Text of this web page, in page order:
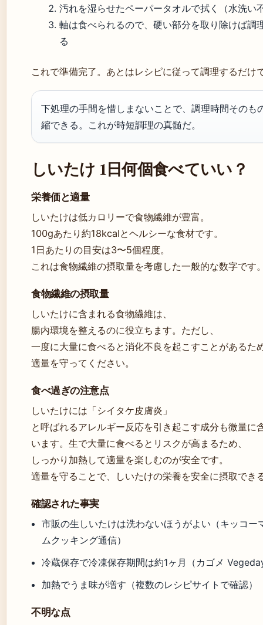
汚れを湿らせたペーパータオルで拭く（水洗い
軸は食べられるので、硬い部分を取り除けば調
る
これで準備完了。あとはレシピに従って調理するだけ
下処理の手間を惜しまないことで、調理時間そのも
縮できる。これが時短調理の真髄だ。
しいたけ 1日何個食べていい？
栄養価と適量
しいたけは低カロリーで食物繊維が豊富。
100gあたり約18kcalとヘルシーな食材です。
1日あたりの目安は3〜5個程度。
これは食物繊維の摂取量を考慮した一般的な数字です
食物繊維の摂取量
しいたけに含まれる食物繊維は、
腸内環境を整えるのに役立ちます。ただし、
一度に大量に食べると消化不良を起こすことがあるた
適量を守ってください。
食べ過ぎの注意点
しいたけには「シイタケ皮膚炎」
と呼ばれるアレルギー反応を引き起こす成分も微量に
います。生で大量に食べるとリスクが高まるため、
しっかり加熱して適量を楽しむのが安全です。
適量を守ることで、しいたけの栄養を安全に摂取でき
確認された事実
市販の生しいたけは洗わないほうがよい（キッコー
ムクッキング通信）
冷蔵保存で冷凍保存期間は約1ヶ月（カゴメ
加熱でうま味が増す（複数のレシピサイトで確認）
不明な点